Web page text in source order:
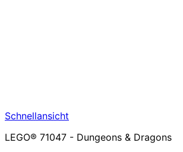
Schnellansicht
LEGO® 71047 - Dungeons & Dragons